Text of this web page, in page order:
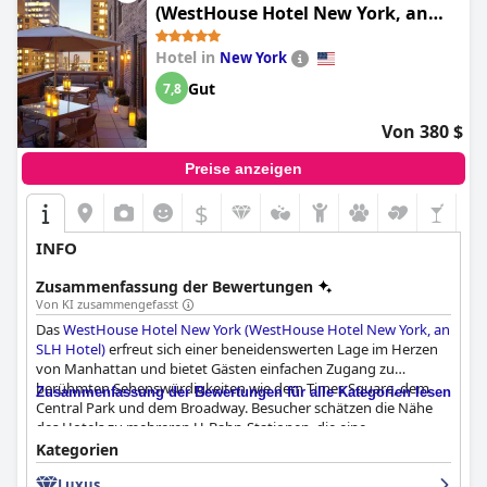
Wahl für Besucher von Lake Placid macht.
(WestHouse Hotel New York, an
SLH Hotel)
Hotel in New York
7,8 Gut
Von 380 $
Preise anzeigen
$
INFO
Zusammenfassung der Bewertungen
Von KI zusammengefasst
DasWestHouse Hotel New York (WestHouse Hotel New York, an
SLH Hotel)erfreut sich einer beneidenswerten Lage im Herzen
von Manhattan und bietet Gästen einfachen Zugang zu
berühmten Sehenswürdigkeiten wie dem Times Square, dem
Central Park und dem Broadway. Besucher schätzen die Nähe
des Hotels zu mehreren U-Bahn-Stationen, die eine
reibungslose Reise durch die ganze Stadt gewährleisten. Es wird
dafür gelobt, dass es ein Gleichgewicht zwischen der Nähe zu
Zusammenfassung der Bewertungen für alle Kategorien lesen
Kategorien